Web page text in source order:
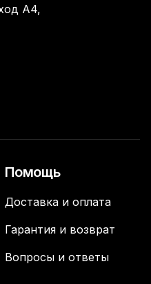
А4,
Помощь
Доставка и оплата
Гарантия и возврат
Вопросы и ответы